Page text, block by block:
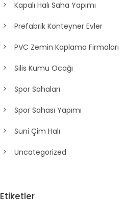
Kapalı Halı Saha Yapımı
Prefabrik Konteyner Evler
PVC Zemin Kaplama Firmaları
Silis Kumu Ocağı
Spor Sahaları
Spor Sahası Yapımı
Suni Çim Halı
Uncategorized
Etiketler